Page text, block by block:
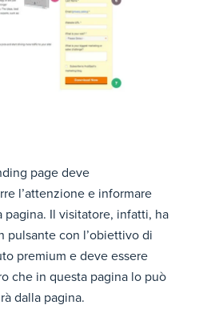
page deve
l’attenzione e informare
Il visitatore, infatti, ha
pulsante con l’obiettivo di
premium e deve essere
che in questa pagina lo può
dalla pagina.